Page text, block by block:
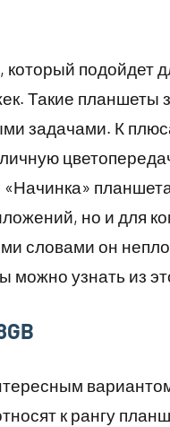
подойдет
Такие планшеты
задачами. К
но и для
словами он
можно узнать из
к рангу